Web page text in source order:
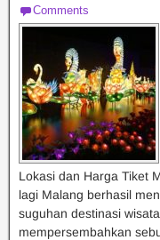
Comments
Lokasi dan Harga Tiket
lagi Malang berhasil
suguhan destinasi
mempersembahkan